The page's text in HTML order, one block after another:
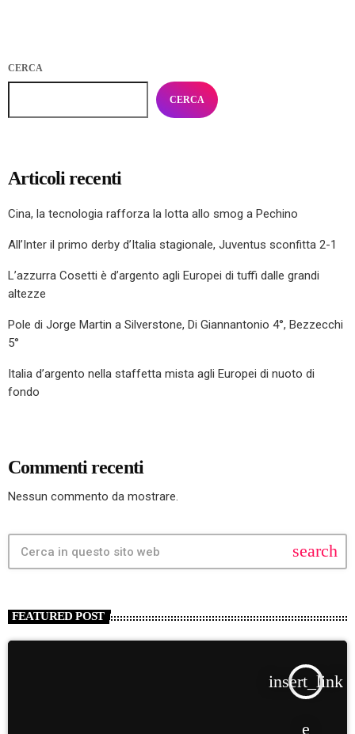
CERCA
CERCA
Articoli recenti
Cina, la tecnologia rafforza la lotta allo smog a Pechino
All’Inter il primo derby d’Italia stagionale, Juventus sconfitta 2-1
L’azzurra Cosetti è d’argento agli Europei di tuffi dalle grandi
altezze
Pole di Jorge Martin a Silverstone, Di Giannantonio 4°, Bezzecchi
5°
Italia d’argento nella staffetta mista agli Europei di nuoto di
fondo
Commenti recenti
Nessun commento da mostrare.
search
FEATURED POST
insert_link